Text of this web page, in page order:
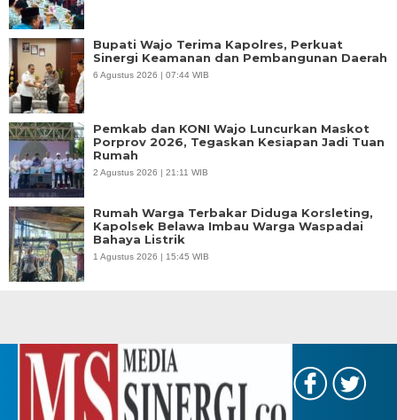
Bupati Wajo Terima Kapolres, Perkuat
Sinergi Keamanan dan Pembangunan Daerah
6 Agustus 2026 | 07:44 WIB
Pemkab dan KONI Wajo Luncurkan Maskot
Porprov 2026, Tegaskan Kesiapan Jadi Tuan
Rumah
2 Agustus 2026 | 21:11 WIB
Rumah Warga Terbakar Diduga Korsleting,
Kapolsek Belawa Imbau Warga Waspadai
Bahaya Listrik
1 Agustus 2026 | 15:45 WIB